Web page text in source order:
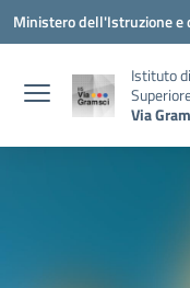
Vai ai contenuti
Vai al menu di navigazione
Vai al footer
Ministero dell'Istruzione e
Istituto
Via